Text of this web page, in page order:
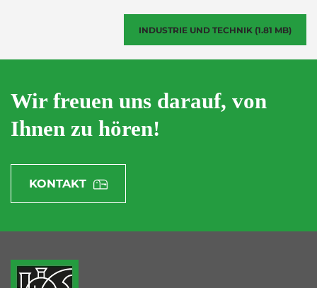
INDUSTRIE UND TECHNIK (1.81 MB)
Wir freuen uns darauf, von
Ihnen zu hören!
KONTAKT